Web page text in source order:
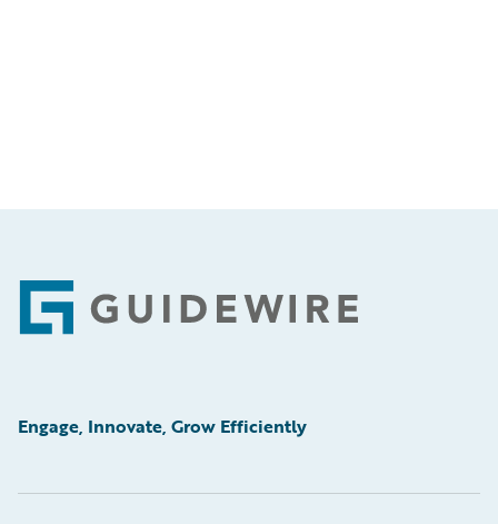
Footer
Engage, Innovate, Grow Efficiently